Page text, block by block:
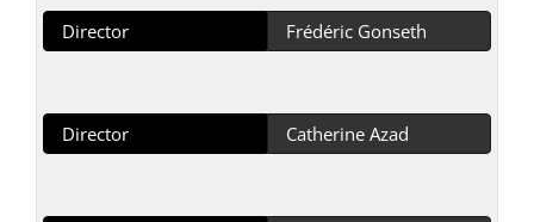
Director Frédéric Gonseth
Director Catherine Azad